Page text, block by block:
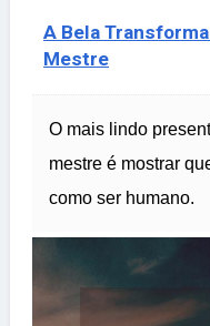
A Bela
Mestre
O mais lindo
mestre é mostrar
como ser humano.